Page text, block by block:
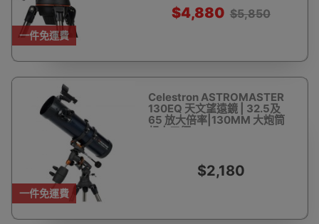
一件免運費
$4,880 $5,850
一件免運費
Celestron ASTROMASTER
130EQ 天文望遠鏡 | 32.5及
65 放大倍率|130MM 大炮筒
超大口徑
$2,180